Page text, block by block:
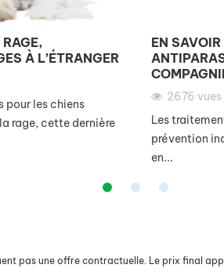
À L’ÉTRANGER
pour les chiens
rage, cette dernière
EN
2676 vues
Les
prévention
en...
pas une offre contractuelle. Le prix final